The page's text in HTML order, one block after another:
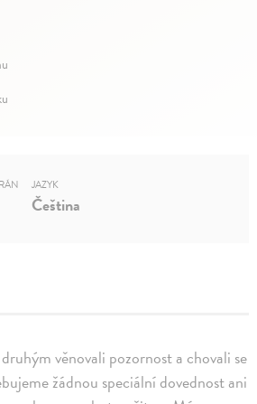
věnovali pozornost a chovali se
žádnou speciální dovednost ani
JAZYK
Čeština